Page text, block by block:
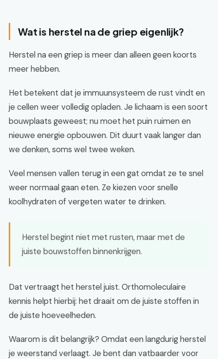
Wat is herstel na de griep eigenlijk?
Herstel na een griep is meer dan alleen geen koorts
meer hebben.
Het betekent dat je immuunsysteem de rust vindt en
je cellen weer volledig opladen. Je lichaam is een soort
bouwplaats geweest; nu moet het puin ruimen en
nieuwe energie opbouwen. Dit duurt vaak langer dan
we denken, soms wel twee weken.
Veel mensen vallen terug in een gat omdat ze te snel
weer normaal gaan eten. Ze kiezen voor snelle
koolhydraten of vergeten water te drinken.
Herstel begint niet met rusten, maar met de
juiste bouwstoffen binnenkrijgen.
Dat vertraagt het herstel juist. Orthomoleculaire
kennis helpt hierbij: het draait om de juiste stoffen in
de juiste hoeveelheden.
Waarom is dit belangrijk? Omdat een langdurig herstel
je weerstand verlaagt. Je bent dan vatbaarder voor